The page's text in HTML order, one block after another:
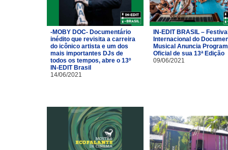
-MOBY DOC- Documentário
inédito que revisita a carreira
do icônico artista e um dos
mais importantes DJs de
todos os tempos, abre o 13º
IN-EDIT Brasil
14/06/2021
IN-EDIT BRASIL –
Internacional do
Musical Anuncia
Oficial de sua 13ª Edição
09/06/2021